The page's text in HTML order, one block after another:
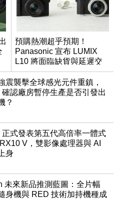
預購熱潮超乎預期！
Panasonic 宣布 LUMIX
L10 將面臨缺貨與延遲交
貨時間
震襲擊全球感光元件重鎮，
確認廠房暫停生產是否引發出
？
正式發表第五代高倍率一體式
V，雙影像處理器與 AI
身
未來新品推測藍圖：全片幅
身機與 RED 技術加持機種成